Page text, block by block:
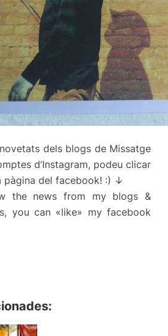
dels blogs de Missatge
d’Instagram, podeu clicar
pàgina del facebook! :) ↓
the news from my blogs &
you can «like» my facebook